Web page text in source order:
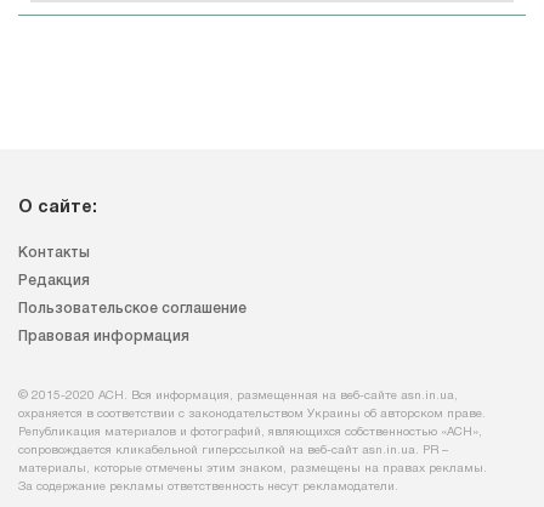
О сайте:
Контакты
Редакция
Пользовательское соглашение
Правовая информация
© 2015-2020 АСН. Вся информация, размещенная на веб-сайте asn.in.ua,
охраняется в соответствии с законодательством Украины об авторском праве.
Републикация материалов и фотографий, являющихся собственностью «АСН»,
сопровождается кликабельной гиперссылкой на веб-сайт asn.іn.ua. PR –
материалы, которые отмечены этим знаком, размещены на правах рекламы.
За содержание рекламы ответственность несут рекламодатели.